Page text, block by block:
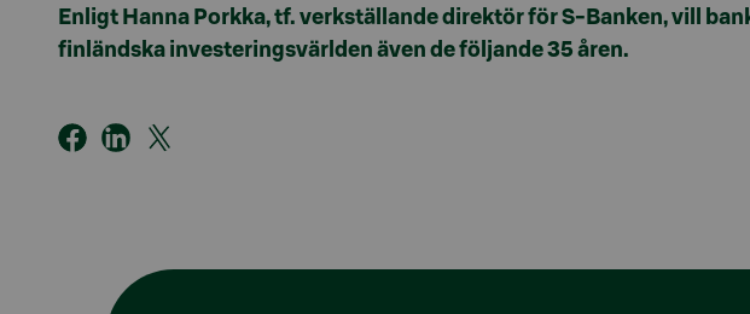
Enligt Hanna Porkka, tf. verkställande direktör för S-Banken, vill
finländska investeringsvärlden även de följande 35 åren.